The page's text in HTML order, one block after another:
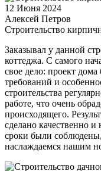
12 Июня 2024
Алексей Петров
Строительство
Заказывал у данной
коттеджа. С самого
свое дело: проект
требований и
строительства
работе, что очень
происходящего.
сделано качественно
сроки были
наслаждаемся нашим